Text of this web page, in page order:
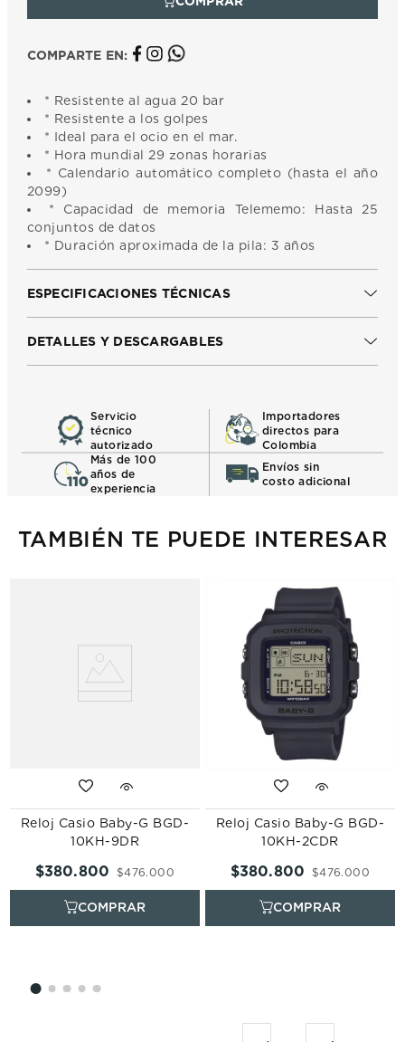
COMPARTE EN:
* Resistente al agua 20 bar
* Resistente a los golpes
* Ideal para el ocio en el mar.
* Hora mundial 29 zonas horarias
* Calendario automático completo (hasta el año
2099)
* Capacidad de memoria Telememo: Hasta 25
conjuntos de datos
* Duración aproximada de la pila: 3 años
ESPECIFICACIONES TÉCNICAS
DETALLES Y DESCARGABLES
Servicio
técnico
autorizado
Importadores
directos para
Colombia
Más de 100
años de
experiencia
Envíos sin
costo adicional
TAMBIÉN TE PUEDE INTERESAR
Reloj Casio Baby-G BGD-
10KH-9DR
$476.000
$380.800
Reloj Casio Baby-G BGD-
10KH-2CDR
$476.000
$380.800